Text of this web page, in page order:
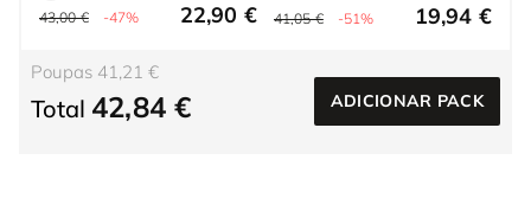
43,00 € -47% 22,90 €
ml
41,05 € -51% 19,94 €
Poupas 41,21 €
Total 42,84 € ADICIONAR PACK